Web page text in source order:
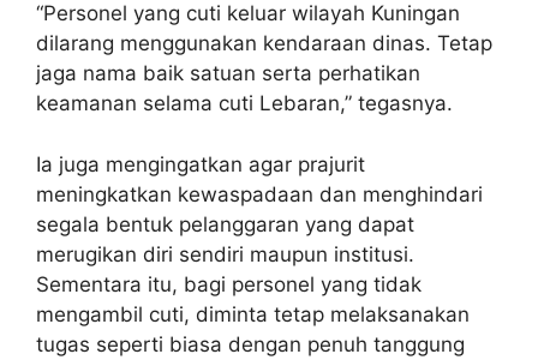
“Personel yang cuti keluar wilayah Kuningan
dilarang menggunakan kendaraan dinas. Tetap
jaga nama baik satuan serta perhatikan
keamanan selama cuti Lebaran,” tegasnya.
Ia juga mengingatkan agar prajurit
meningkatkan kewaspadaan dan menghindari
segala bentuk pelanggaran yang dapat
merugikan diri sendiri maupun institusi.
Sementara itu, bagi personel yang tidak
mengambil cuti, diminta tetap melaksanakan
tugas seperti biasa dengan penuh tanggung